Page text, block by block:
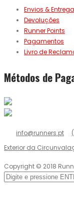
Envios &
Devoluções
Runner Points
Pagamentos
Livro de
Métodos de
info@runners.pt
Exterior da
Copyright © 2018